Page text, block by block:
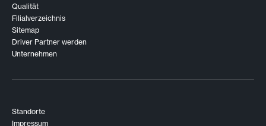
Qualität
Filialverzeichnis
Sitemap
Driver Partner werden
Unternehmen
Standorte
Impressum